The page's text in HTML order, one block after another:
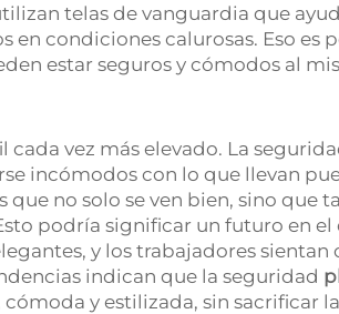
telas de vanguardia que
en condiciones calurosas. Eso es
estar seguros y cómodos al
cada vez más elevado. La
incómodos con lo que llevan
que no solo se ven bien, sino que
podría significar un futuro en el
y los trabajadores sientan
indican que la seguridad
y estilizada, sin sacrificar